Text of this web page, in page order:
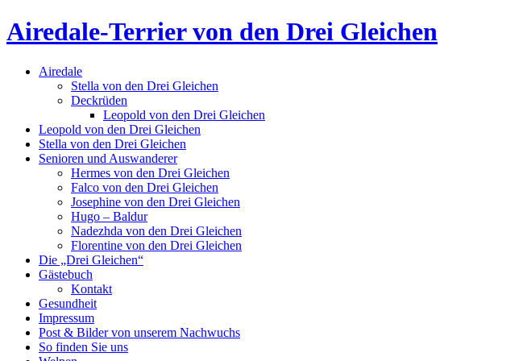
Airedale-Terrier von den Drei Gleichen
Airedale
Stella von den Drei Gleichen
Deckrüden
Leopold von den Drei Gleichen
Leopold von den Drei Gleichen
Stella von den Drei Gleichen
Senioren und Auswanderer
Hermes von den Drei Gleichen
Falco von den Drei Gleichen
Josephine von den Drei Gleichen
Hugo – Baldur
Nadezhda von den Drei Gleichen
Florentine von den Drei Gleichen
Die „Drei Gleichen“
Gästebuch
Kontakt
Gesundheit
Impressum
Post & Bilder von unserem Nachwuchs
So finden Sie uns